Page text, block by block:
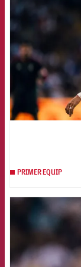
PRIMER EQUIP